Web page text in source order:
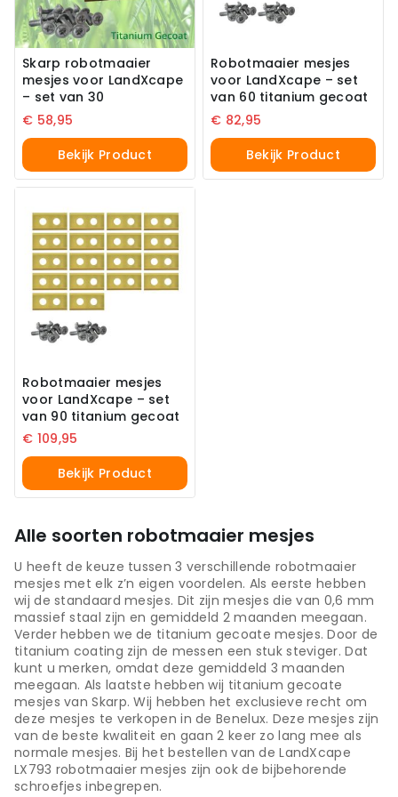
Skarp robotmaaier
mesjes voor LandXcape
– set van 30
€ 58,95
Bekijk Product
Robotmaaier mesjes
voor LandXcape – set
van 60 titanium gecoat
€ 82,95
Bekijk Product
Robotmaaier mesjes
voor LandXcape – set
van 90 titanium gecoat
€ 109,95
Bekijk Product
Alle soorten robotmaaier mesjes
U heeft de keuze tussen 3 verschillende robotmaaier
mesjes met elk z’n eigen voordelen. Als eerste hebben
wij de standaard mesjes. Dit zijn mesjes die van 0,6 mm
massief staal zijn en gemiddeld 2 maanden meegaan.
Verder hebben we de titanium gecoate mesjes. Door de
titanium coating zijn de messen een stuk steviger. Dat
kunt u merken, omdat deze gemiddeld 3 maanden
meegaan. Als laatste hebben wij titanium gecoate
mesjes van Skarp. Wij hebben het exclusieve recht om
deze mesjes te verkopen in de Benelux. Deze mesjes zijn
van de beste kwaliteit en gaan 2 keer zo lang mee als
normale mesjes. Bij het bestellen van de LandXcape
LX793 robotmaaier mesjes zijn ook de bijbehorende
schroefjes inbegrepen.